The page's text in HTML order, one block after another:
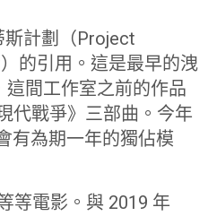
斯計劃（Project
的引用。這是最早的洩
間工作室之前的作品
代戰爭》三部曲。今年
有為期一年的獨佔模
等電影。與 2019 年